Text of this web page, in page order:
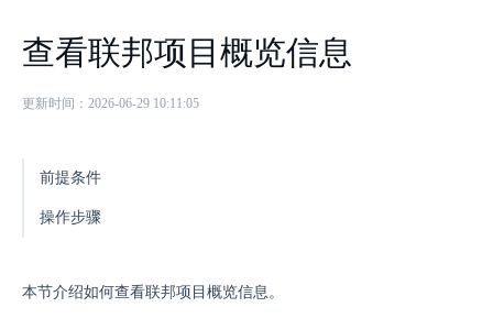
查看联邦项目概览信息
更新时间：2026-06-29 10:11:05
前提条件
操作步骤
本节介绍如何查看联邦项目概览信息。